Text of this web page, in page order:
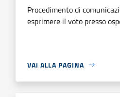
Procedimento di
esprimere il voto presso
VAI ALLA PAGINA